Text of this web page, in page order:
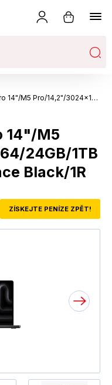
Apple MacBook Pro 14"/M5 Pro/14,2"/3024x1964/24GB/1TB/M5 Pro/Tahoe/Space Black/1R
14"/M5
24GB/1TB
Black/1R
ZÍSKEJTE PENÍZE ZPĚT!